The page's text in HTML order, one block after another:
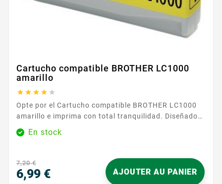
Cartucho compatible BROTHER LC1000
amarillo
    
Opte por el Cartucho compatible BROTHER LC1000
amarillo e imprima con total tranquilidad. Diseñado
para las impresoras Brother que aceptan el formato
LC1000 , se instala fácilmente y es reconocido
reemplazo y disfrutará de una experiencia de uso
fluida y segura. Ideal para documentos, infografías
y...
En stock
7,20 €
6,99 € AJOUTER AU PANIER